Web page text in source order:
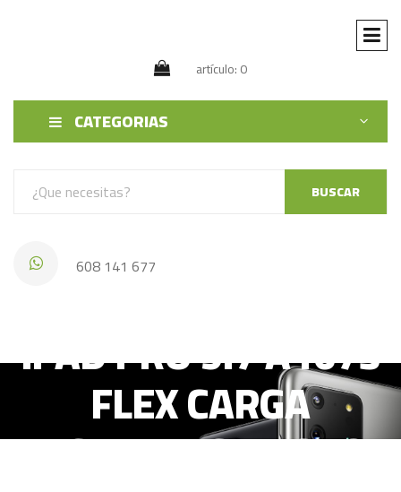
artículo: 0
CATEGORIAS
BUSCAR
608 141 677
IPAD PRO 9.7 A1673
FLEX CARGA
LIGHTNING NEGRO